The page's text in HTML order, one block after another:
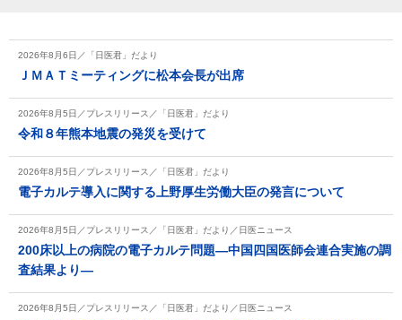
2026年8月6日／「日医君」だより
ＪＭＡＴミーティングに松本会長が出席
2026年8月5日／プレスリリース／「日医君」だより
令和８年熊本地震の発災を受けて
2026年8月5日／プレスリリース／「日医君」だより
電子カルテ導入に関する上野厚生労働大臣の発言について
2026年8月5日／プレスリリース／「日医君」だより／日医ニュース
200床以上の病院の電子カルテ問題―中国四国医師会連合実施の調
査結果より―
2026年8月5日／プレスリリース／「日医君」だより／日医ニュース